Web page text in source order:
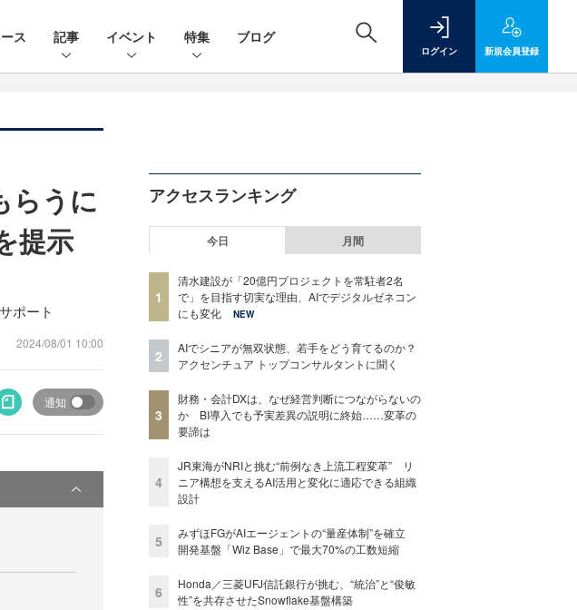
ス 記事 イベント 特集 ブログ
ログイン 新規会員登録
らうに
提示
ポート
2024/08/01 10:00
通知
アクセスランキング
今日 月間
1
清水建設が「20億円プロジェクトを常駐者2名
で」を目指す切実な理由、AIでデジタルゼネコン
にも変化
NEW
2
AIでシニアが無双状態、若手をどう育てるのか？
アクセンチュア トップコンサルタントに聞く
3
財務・会計DXは、なぜ経営判断につながらないの
か BI導入でも予実差異の説明に終始……変革の
要諦は
4
JR東海がNRIと挑む“前例なき上流工程変革” リ
ニア構想を支えるAI活用と変化に適応できる組織
設計
5
みずほFGがAIエージェントの“量産体制”を確立
開発基盤「Wiz Base」で最大70%の工数短縮
6
Honda／三菱UFJ信託銀行が挑む、“統治”と“俊敏
性”を共存させたSnowflake基盤構築